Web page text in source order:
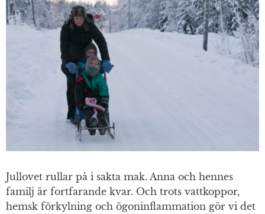
Jullovet rullar på i sakta mak. Anna och hennes
familj är fortfarande kvar. Och trots vattkoppor,
hemsk förkylning och ögoninflammation gör vi det